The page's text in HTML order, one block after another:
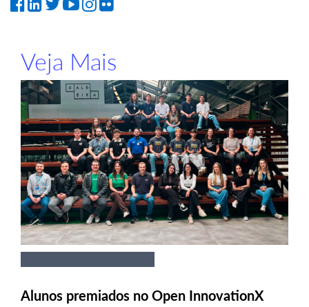
Veja Mais
Alunos premiados no Open InnovationX